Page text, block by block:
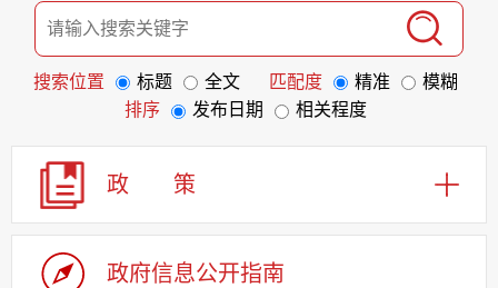
搜索位置 标题 全文 匹配度 精准
模糊
排序
发布日期 相关程度
政 策
政府信息公开指南